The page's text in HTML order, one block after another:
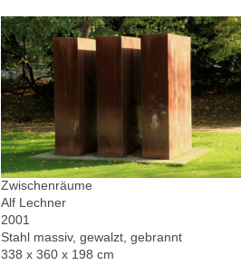
Zwischenräume
Alf Lechner
2001
Stahl massiv, gewalzt, gebrannt
338 x 360 x 198 cm